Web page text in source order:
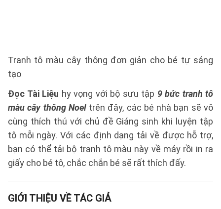
Tranh tô màu cây thông đơn giản cho bé tự sáng
tạo
Đọc Tài Liệu hy vọng với bộ sưu tập 9 bức tranh tô
màu cây thông Noeltrên đây, các bé nhà bạn sẽ vô
cùng thích thú với chủ đề Giáng sinh khi luyện tập
tô mỗi ngày. Với các định dạng tải về được hỗ trợ,
bạn có thể tải bộ tranh tô màu này về máy rồi in ra
giấy cho bé tô, chắc chắn bé sẽ rất thích đấy.
GIỚI THIỆU VỀ TÁC GIẢ